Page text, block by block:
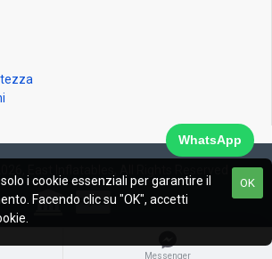
Messenger
OK
i cookie essenziali per garantire il
Facendo clic su "OK", accetti
WhatsApp